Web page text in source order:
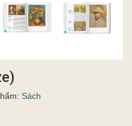
Sách